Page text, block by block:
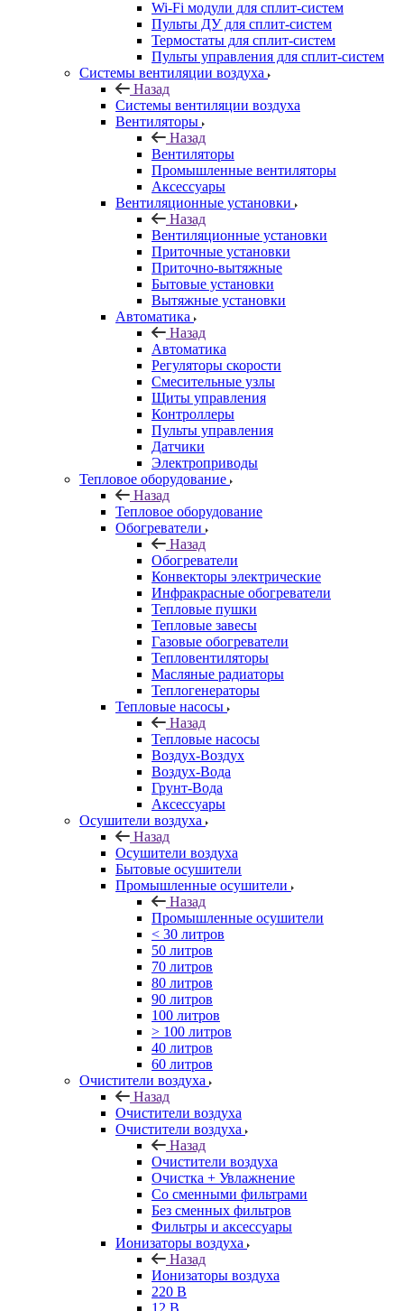
Wi-Fi модули для сплит-систем
Пульты ДУ для сплит-систем
Термостаты для сплит-систем
Пульты управления для сплит-систем
Системы вентиляции воздуха
Назад
Системы вентиляции воздуха
Вентиляторы
Назад
Вентиляторы
Промышленные вентиляторы
Аксессуары
Вентиляционные установки
Назад
Вентиляционные установки
Приточные установки
Приточно-вытяжные
Бытовые установки
Вытяжные установки
Автоматика
Назад
Автоматика
Регуляторы скорости
Смесительные узлы
Щиты управления
Контроллеры
Пульты управления
Датчики
Электроприводы
Тепловое оборудование
Назад
Тепловое оборудование
Обогреватели
Назад
Обогреватели
Конвекторы электрические
Инфракрасные обогреватели
Тепловые пушки
Тепловые завесы
Газовые обогреватели
Тепловентиляторы
Масляные радиаторы
Теплогенераторы
Тепловые насосы
Назад
Тепловые насосы
Воздух-Воздух
Воздух-Вода
Грунт-Вода
Аксессуары
Осушители воздуха
Назад
Осушители воздуха
Бытовые осушители
Промышленные осушители
Назад
Промышленные осушители
< 30 литров
50 литров
70 литров
80 литров
90 литров
100 литров
> 100 литров
40 литров
60 литров
Очистители воздуха
Назад
Очистители воздуха
Очистители воздуха
Назад
Очистители воздуха
Очистка + Увлажнение
Cо сменными фильтрами
Без сменных фильтров
Фильтры и аксессуары
Ионизаторы воздуха
Назад
Ионизаторы воздуха
220 В
12 В